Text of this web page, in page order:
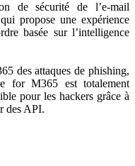
de sécurité de l’e-mail
propose une expérience
basée sur l’intelligence
des attaques de phishing,
for M365 est totalement
pour les hackers grâce à
des API.